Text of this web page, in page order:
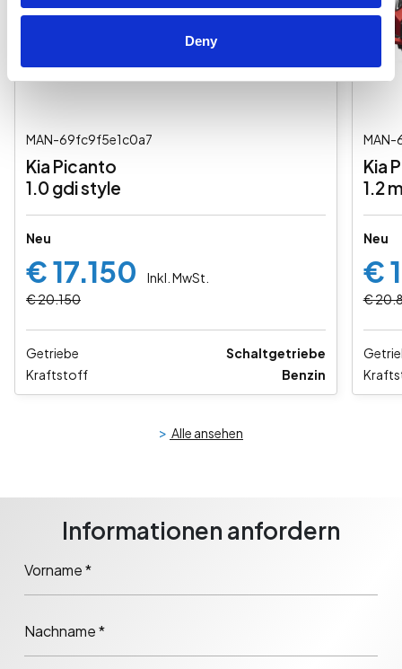
Deny
MAN-69fc9f5e1c0a7
Kia Picanto
1.0 gdi style
Neu
€ 17.150
Inkl. MwSt.
€ 20.150
Getriebe
Schaltgetriebe
Kraftstoff
Benzin
Kia
1.2
Neu
€
€
> Alle ansehen
Informationen anfordern
Vorname *
Nachname *